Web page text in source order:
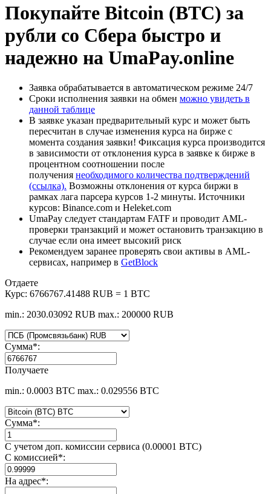
Покупайте Bitcoin (BTC) за
рубли со Сбера быстро и
надежно на UmaPay.online
Заявка обрабатывается в автоматическом режиме 24/7
Сроки исполнения заявки на обмен можно увидеть в
данной таблице
В заявке указан предварительный курс и может быть
пересчитан в случае изменения курса на бирже с
момента создания заявки! Фиксация курса производится
в зависимости от отклонения курса в заявке к бирже в
процентном соотношении после
получения необходимого количества подтверждений
(ссылка). Возможны отклонения от курса биржи в
рамках лага парсера курсов 1-2 минуты. Источники
курсов: Binance.com и Heleket.com
UmaPay следует стандартам FATF и проводит AML-
проверки транзакций и может остановить транзакцию в
случае если она имеет высокий риск
Рекомендуем заранее проверять свои активы в AML-
сервисах, например в GetBlock
Отдаете
Курс: 6766767.41488 RUB = 1 BTC
min.: 2030.03092 RUB max.: 200000 RUB
Сумма*:
Получаете
min.: 0.0003 BTC max.: 0.029556 BTC
Сумма*:
С учетом доп. комиссии сервиса (0.00001 BTC)
С комиссией*:
На адрес*: